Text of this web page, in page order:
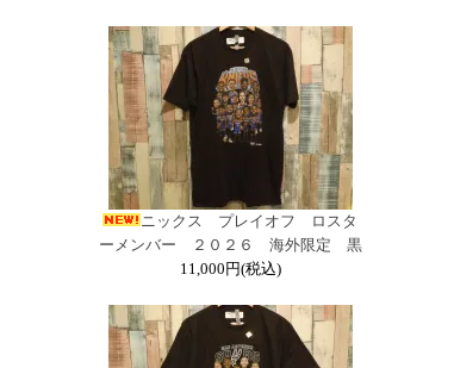
ニックス プレイオフ ロスタ
ーメンバー ２０２６ 海外限定 黒
11,000円(税込)